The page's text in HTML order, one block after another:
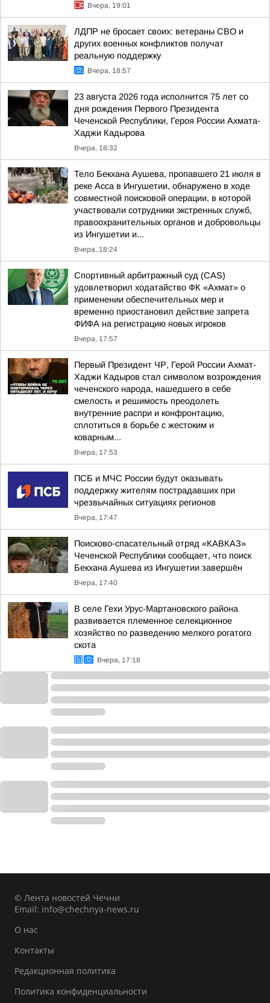
Вчера, 19:01
ЛДПР не бросает своих: ветераны СВО и
других военных конфликтов получат
реальную поддержку
Вчера, 18:57
23 августа 2026 года исполнится 75 лет со
дня рождения Первого Президента
Чеченской Республики, Героя России Ахмата-
Хаджи Кадырова
Вчера, 18:32
Тело Бекхана Аушева, пропавшего 21 июля в
реке Асса в Ингушетии, обнаружено в ходе
совместной поисковой операции, в которой
участвовали сотрудники экстренных служб,
правоохранительных органов и добровольцы
из Ингушетии и...
Вчера, 18:24
Спортивный арбитражный суд (CAS)
удовлетворил ходатайство ФК «Ахмат» о
применении обеспечительных мер и
временно приостановил действие запрета
ФИФА на регистрацию новых игроков
Вчера, 17:57
Первый Президент ЧР, Герой России Ахмат-
Хаджи Кадыров стал символом возрождения
чеченского народа, нашедшего в себе
смелость и решимость преодолеть
внутренние распри и конфронтацию,
сплотиться в борьбе с жестоким и
коварным...
Вчера, 17:53
ПСБ и МЧС России будут оказывать
поддержку жителям пострадавших при
чрезвычайных ситуациях регионов
Вчера, 17:47
Поисково-спасательный отряд «КАВКАЗ»
Чеченской Республики сообщает, что поиск
Бекхана Аушева из Ингушетии завершён
Вчера, 17:40
В селе Гехи Урус-Мартановского района
развивается племенное селекционное
хозяйство по разведению мелкого рогатого
скота
Вчера, 17:18
© Лента новостей Чечни
Email: info@chechnya-news.ru
О нас
Контакты
Редакционная политика
Политика конфиденциальности